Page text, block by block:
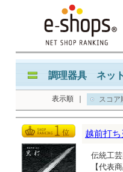
調理器具 ネッ
表示順 スコア
越前打
伝統工
【代表